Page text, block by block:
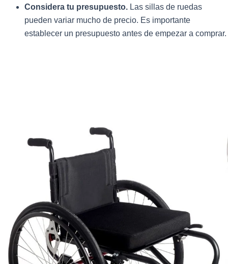
Considera tu presupuesto. Las sillas de ruedas
pueden variar mucho de precio. Es importante
establecer un presupuesto antes de empezar a comprar.